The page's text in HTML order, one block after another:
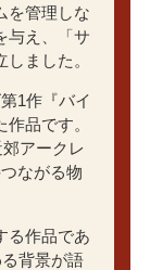
を管理しな
与え、「サ
ました。
1作『バイ
品です。
アークレ
ながる物
る作品であ
背景が語